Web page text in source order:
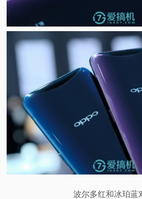
波尔多红和冰珀蓝